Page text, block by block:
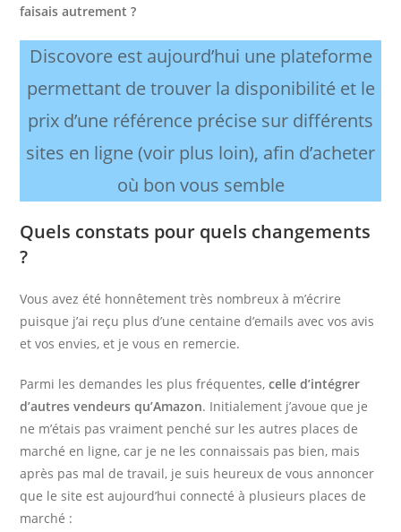
faisais autrement ?
Discovore est aujourd’hui une plateforme
permettant de trouver la disponibilité et le
prix d’une référence précise sur différents
sites en ligne (voir plus loin), afin d’acheter
où bon vous semble
Quels constats pour quels changements
?
Vous avez été honnêtement très nombreux à m’écrire
puisque j’ai reçu plus d’une centaine d’emails avec vos avis
et vos envies, et je vous en remercie.
Parmi les demandes les plus fréquentes,celle d’intégrer
d’autres vendeurs qu’Amazon. Initialement j’avoue que je
ne m’étais pas vraiment penché sur les autres places de
marché en ligne, car je ne les connaissais pas bien, mais
après pas mal de travail, je suis heureux de vous annoncer
que le site est aujourd’hui connecté à plusieurs places de
marché :